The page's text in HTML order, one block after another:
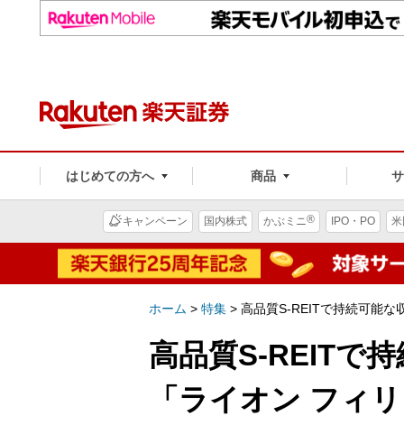
はじめての方へ 商品
キャンペーン 国内株式 かぶミニ® IPO・PO
ホーム > 特集 > 高品質S-REITで持続可能な
高品質S-REITで
「ライオン フィ